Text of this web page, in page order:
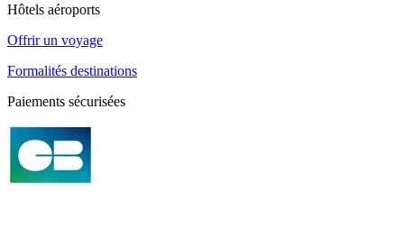
Hôtels aéroports
Offrir un voyage
Formalités destinations
Paiements sécurisées